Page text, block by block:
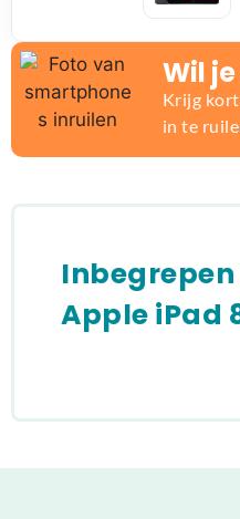
Wil
Krijg
in te
Apple iPad